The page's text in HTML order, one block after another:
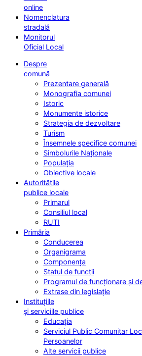
online
Nomenclatura
stradală
Monitorul
Oficial Local
Despre
comună
Prezentare generală
Monografia comunei
Istoric
Monumente istorice
Strategia de dezvoltare
Turism
Însemnele specifice comunei
Simbolurile Naționale
Populația
Obiective locale
Autoritățile
publice locale
Primarul
Consiliul local
RUTI
Primăria
Conducerea
Organigrama
Componența
Statul de funcții
Programul de funcționare și
Extrase din legislație
Instituțiile
și serviciile publice
Educația
Serviciul Public Comunitar
Persoanelor
Alte servicii publice